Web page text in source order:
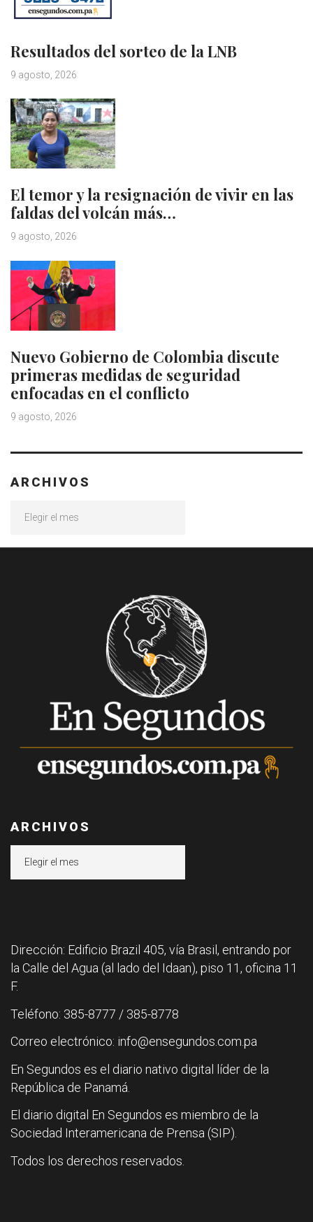
Resultados del sorteo de la LNB
9 agosto, 2026
El temor y la resignación de vivir en las
faldas del volcán más…
9 agosto, 2026
Nuevo Gobierno de Colombia discute
primeras medidas de seguridad
enfocadas en el conflicto
9 agosto, 2026
ARCHIVOS
ARCHIVOS
Dirección: Edificio Brazil 405, vía Brasil, entrando por
la Calle del Agua (al lado del Idaan), piso 11, oficina 11
F.
Teléfono: 385-8777 / 385-8778
Correo electrónico: info@ensegundos.com.pa
En Segundos es el diario nativo digital líder de la
República de Panamá.
El diario digital En Segundos es miembro de la
Sociedad Interamericana de Prensa (SIP).
Todos los derechos reservados.